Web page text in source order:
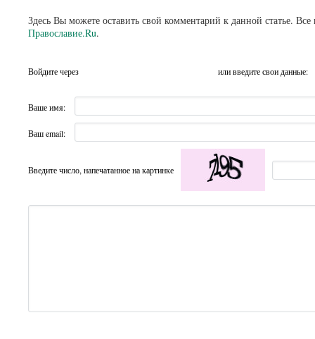
Здесь Вы можете оставить свой комментарий к данной статье.
Православие.Ru.
Войдите через или введите свои данные:
Ваше имя:
Ваш email:
Введите число, напечатанное на картинке